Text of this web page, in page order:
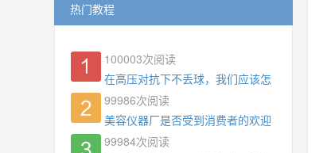
热门教程
100003次阅读
在高压对抗下不丢球，我们应该怎么练?
99986次阅读
美容仪器厂是否受到消费者的欢迎
99984次阅读